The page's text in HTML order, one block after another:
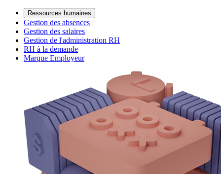
Ressources humaines
Gestion des absences
Gestion des salaires
Gestion de l'administration RH
RH à la demande
Marque Employeur